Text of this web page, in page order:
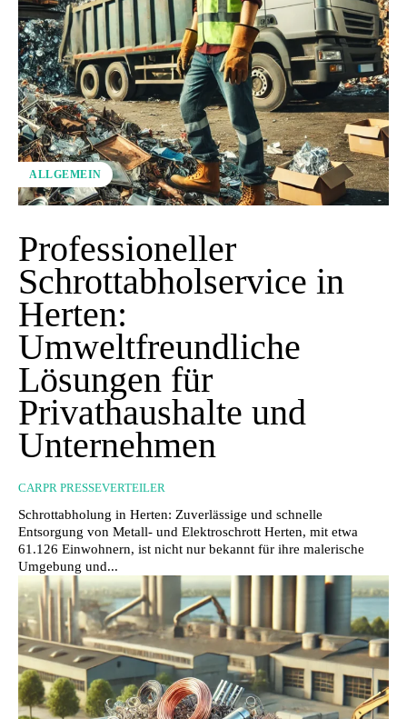
ALLGEMEIN
Professioneller
Schrottabholservice in
Herten:
Umweltfreundliche
Lösungen für
Privathaushalte und
Unternehmen
CARPR PRESSEVERTEILER
Schrottabholung in Herten: Zuverlässige und schnelle
Entsorgung von Metall- und Elektroschrott Herten, mit etwa
61.126 Einwohnern, ist nicht nur bekannt für ihre malerische
Umgebung und...